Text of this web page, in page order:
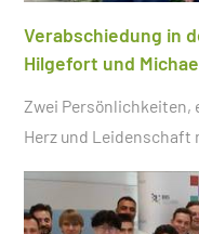
Verabschiedung in
Hilgefort und
Zwei Persönlichkeiten,
Herz und Leidenschaft